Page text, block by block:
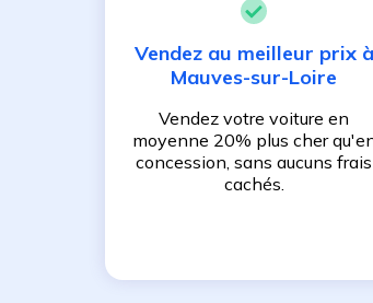
Vendez au meilleur prix à
Mauves-sur-Loire
Vendez votre voiture en
moyenne 20% plus cher
concession, sans aucuns frais
cachés.